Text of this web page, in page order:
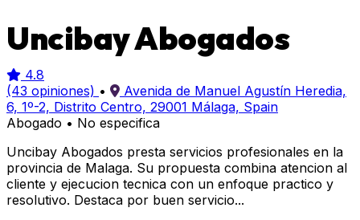
Uncibay Abogados
4.8
(43 opiniones) •
Avenida de Manuel Agustín Heredia,
6, 1º-2, Distrito Centro, 29001 Málaga, Spain
Abogado • No especifica
Uncibay Abogados presta servicios profesionales en la
provincia de Malaga. Su propuesta combina atencion al
cliente y ejecucion tecnica con un enfoque practico y
resolutivo. Destaca por buen servicio...